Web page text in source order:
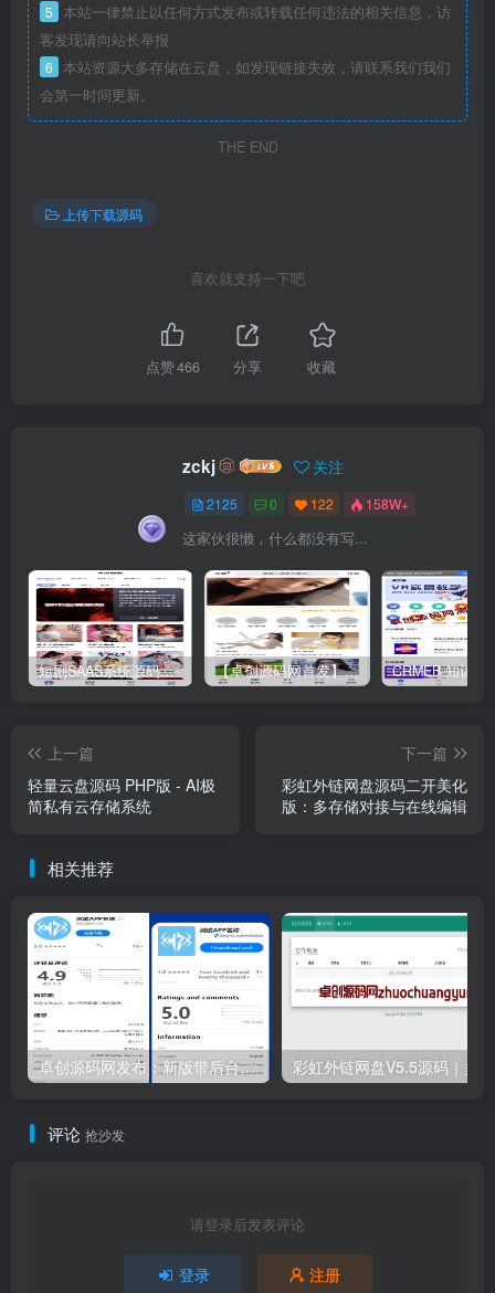
5 本站一律禁止以任何方式发布或转载任何违法的相关信息，访
客发现请向站长举报
6 本站资源大多存储在云盘，如发现链接失效，请联系我们我们
会第一时间更新。
THE END
上传下载源码
喜欢就支持一下吧
点赞466 分享 收藏
zckj 关注
2125 0 122 158W+
这家伙很懒，什么都没有写...
短剧SAAS系统源码｜多端分销+云存储+多租户架构 【卓创源码网首发】全开源视频打赏系统源码｜双模板+代理分站+易支付对接｜API全面修复｜站长盈利利器！​
上一篇
轻量云盘源码 PHP版 - AI极
简私有云存储系统
下一篇
彩虹外链网盘源码二开美化
版：多存储对接与在线编辑
相关推荐
卓创源码网发布：新版带后台管理APP下载单页源码，自动识别设备，三套模板自由切换！​
评论 抢沙发
请登录后发表评论
登录 注册